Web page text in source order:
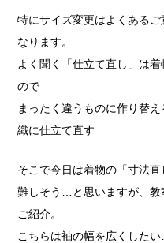
特にサイズ変更はよくある
なります。
よく聞く「仕立て直し」は
ので
まったく違うものに作り替
織に仕立て直す
そこで今日は着物の「寸法直
難しそう…と思いますが、教
ご紹介。
こちらは袖の幅を広くした